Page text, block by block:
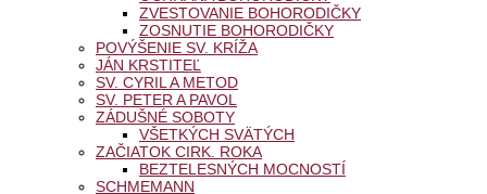
ZVESTOVANIE BOHORODIČKY
ZOSNUTIE BOHORODIČKY
POVÝŠENIE SV. KRÍŽA
JÁN KRSTITEĽ
SV. CYRIL A METOD
SV. PETER A PAVOL
ZÁDUŠNÉ SOBOTY
VŠETKÝCH SVÄTÝCH
ZAČIATOK CIRK. ROKA
BEZTELESNÝCH MOCNOSTÍ
SCHMEMANN